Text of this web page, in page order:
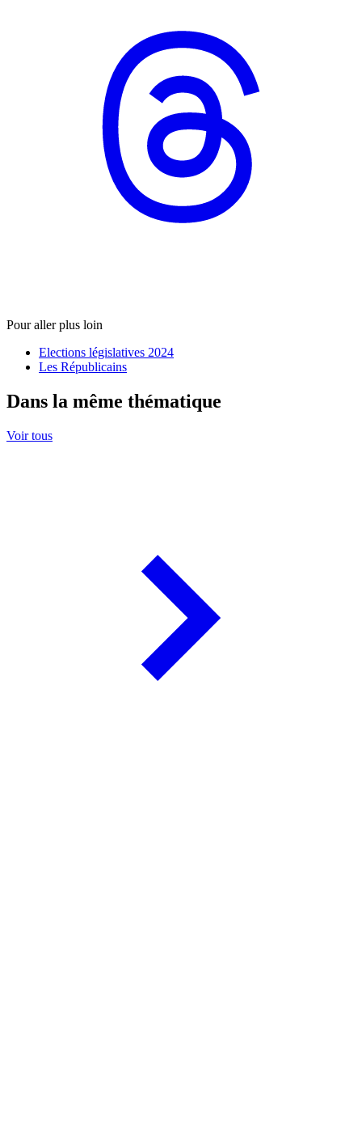
Pour aller plus loin
Elections législatives 2024
Les Républicains
Dans la même thématique
Voir tous